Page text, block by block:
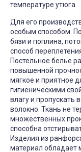
температуре утюга
Для его
особым способом.
бязи и поплина,
способ
Постельное белье
повышенной
мягкое и приятное
гигиеническими
влагу и пропускать
волокно. Ткань не
множественных
способна
Изделия из
материал обладает